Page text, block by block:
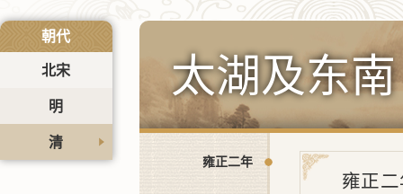
朝代
北宋
明
清
太湖及东南
雍正二年
雍正